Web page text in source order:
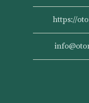
https://